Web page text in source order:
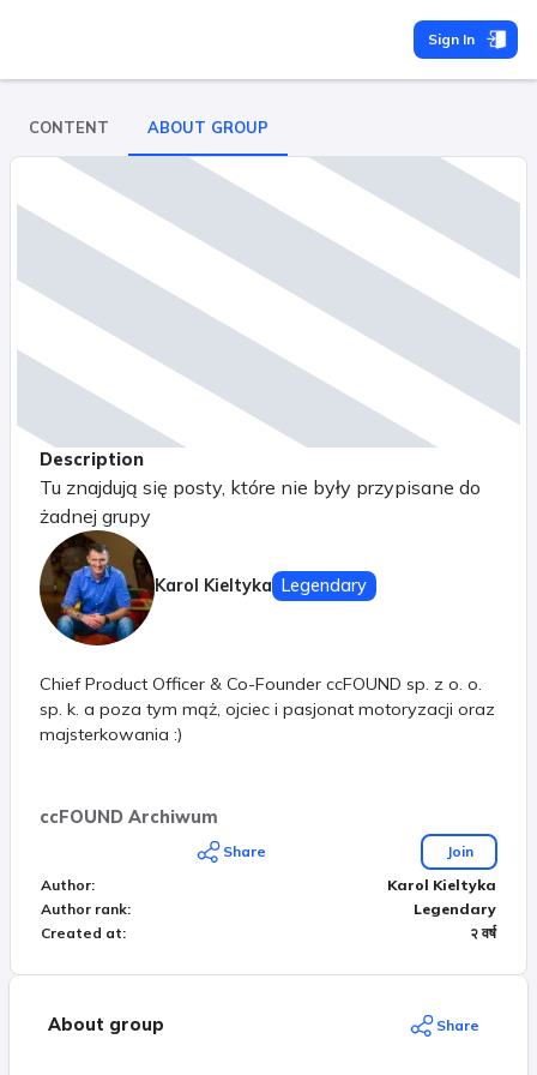
Sign In
CONTENT ABOUT GROUP
Description
Tu znajdują się posty, które nie były przypisane do
żadnej grupy
Karol Kieltyka Legendary
Chief Product Officer & Co-Founder ccFOUND sp. z o. o.
sp. k. a poza tym mąż, ojciec i pasjonat motoryzacji oraz
majsterkowania :)
ccFOUND Archiwum
Share
Join
Author:
Karol Kieltyka
Author rank:
Legendary
Created at: २ वर्ष
About group Share